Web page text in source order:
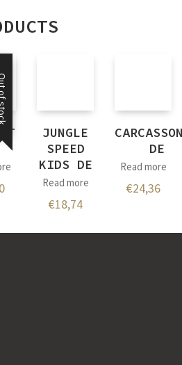
stock
JUNGLE
SPEED
KIDS DE
Read more
€18,74
DE
Read more
€24,36